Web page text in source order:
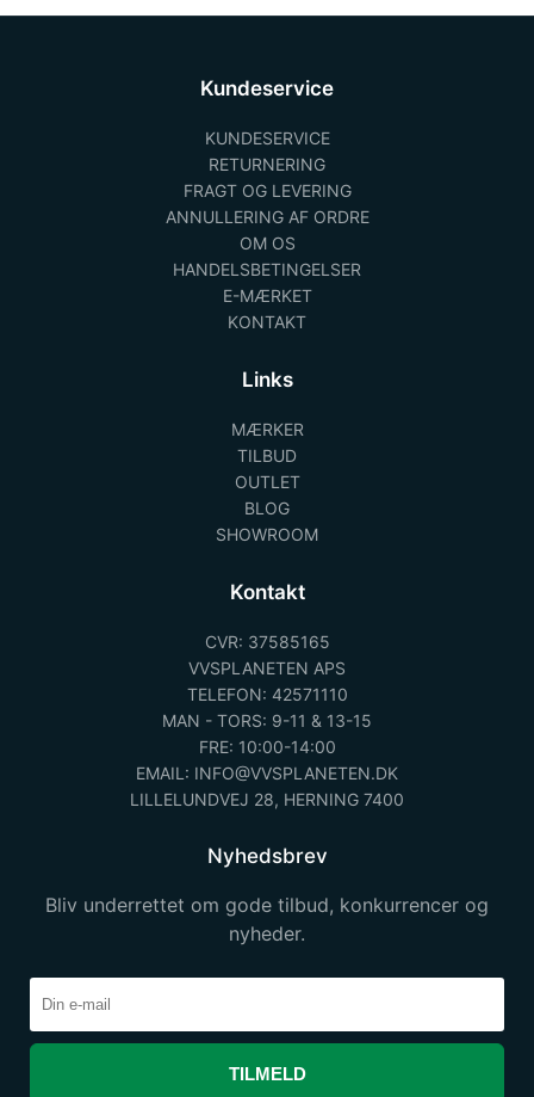
Kundeservice
KUNDESERVICE
RETURNERING
FRAGT OG LEVERING
ANNULLERING AF ORDRE
OM OS
HANDELSBETINGELSER
E-MÆRKET
KONTAKT
Links
MÆRKER
TILBUD
OUTLET
BLOG
SHOWROOM
Kontakt
CVR: 37585165
VVSPLANETEN APS
TELEFON: 42571110
MAN - TORS: 9-11 & 13-15
FRE: 10:00-14:00
EMAIL: INFO@VVSPLANETEN.DK
LILLELUNDVEJ 28, HERNING 7400
Nyhedsbrev
Bliv underrettet om gode tilbud, konkurrencer og
nyheder.
TILMELD